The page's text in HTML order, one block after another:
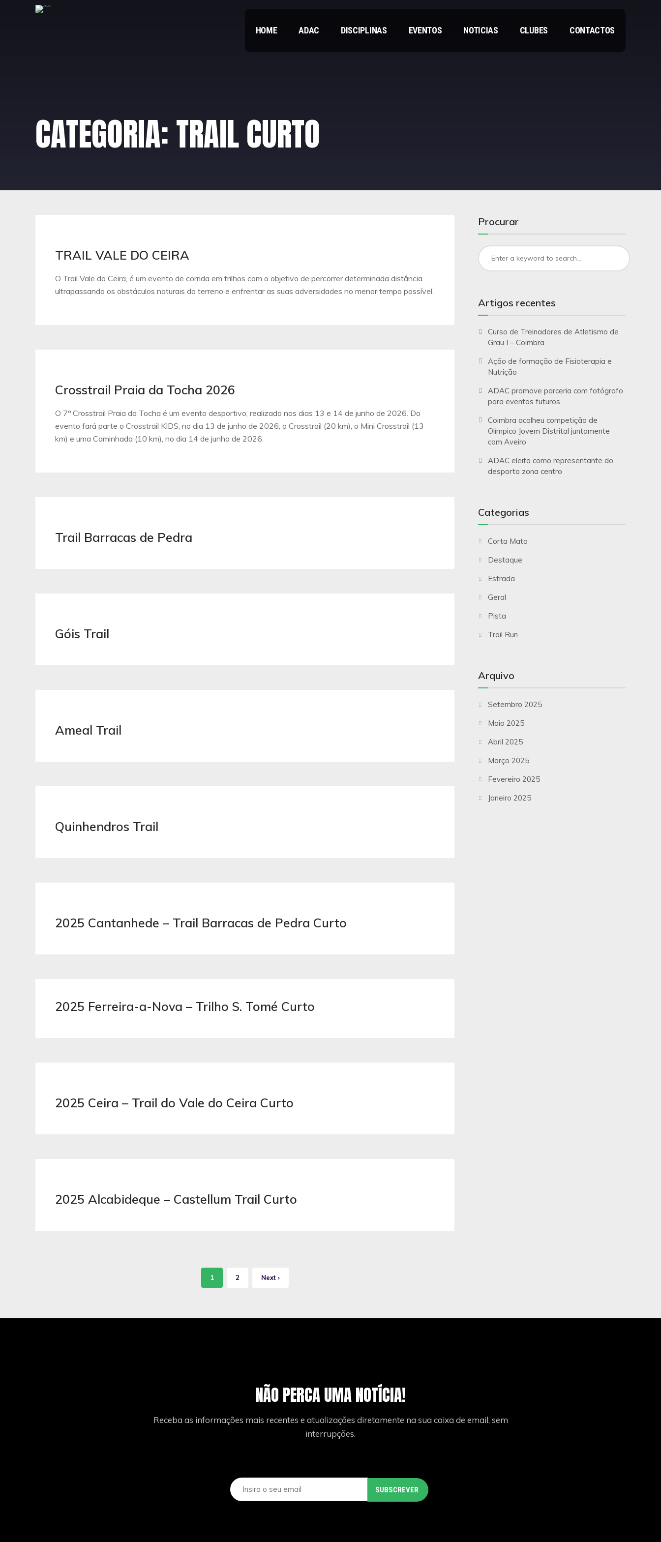
HOME ADAC DISCIPLINAS EVENTOS NOTICIAS CLUBES CONTACTOS
CATEGORIA:TRAIL CURTO
TRAIL VALE DO CEIRA
O Trail Vale do Ceira, é um evento de corrida em trilhos com o objetivo de percorrer determinada distância
ultrapassando os obstáculos naturais do terreno e enfrentar as suas adversidades no menor tempo possível.
Crosstrail Praia da Tocha 2026
O 7º Crosstrail Praia da Tocha é um evento desportivo, realizado nos dias 13 e 14 de junho de 2026. Do
evento fará parte o Crosstrail KIDS, no dia 13 de junho de 2026; o Crosstrail (20 km), o Mini Crosstrail (13
km) e uma Caminhada (10 km), no dia 14 de junho de 2026.
Trail Barracas de Pedra
Góis Trail
Ameal Trail
Quinhendros Trail
2025 Cantanhede – Trail Barracas de Pedra Curto
2025 Ferreira-a-Nova – Trilho S. Tomé Curto
2025 Ceira – Trail do Vale do Ceira Curto
2025 Alcabideque – Castellum Trail Curto
1 2 Next ›
Procurar
Artigos recentes
Curso de Treinadores de Atletismo de
Grau I – Coimbra
Ação de formação de Fisioterapia e
Nutrição
ADAC promove parceria com fotógrafo
para eventos futuros
Coimbra acolheu competição de
Olímpico Jovem Distrital juntamente
com Aveiro
ADAC eleita como representante do
desporto zona centro
Categorias
Corta Mato
Destaque
Estrada
Geral
Pista
Trail Run
Arquivo
Setembro 2025
Maio 2025
Abril 2025
Março 2025
Fevereiro 2025
Janeiro 2025
NÃO PERCA UMA NOTÍCIA!
Receba as informações mais recentes e atualizações diretamente na sua caixa de email, sem
interrupções.